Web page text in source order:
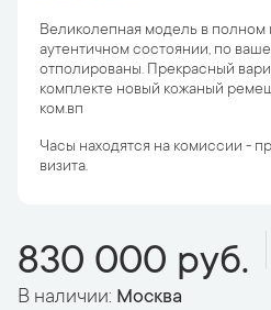
Великолепная модель в полном
аутентичном состоянии, по
отполированы. Прекрасный
комплекте новый кожаный
ком.вп
Часы находятся на комиссии -
визита.
830 000 руб.
В наличии: Москва